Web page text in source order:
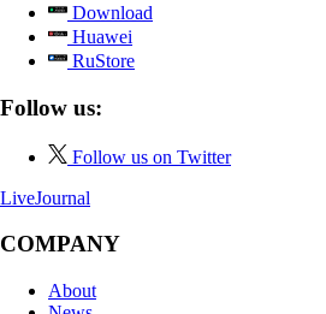
Download
Huawei
RuStore
Follow us:
Follow us on Twitter
LiveJournal
COMPANY
About